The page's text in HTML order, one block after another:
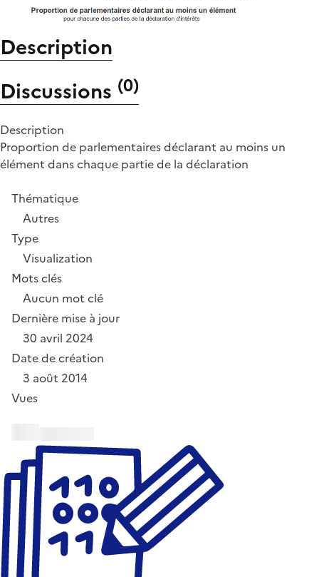
Description
Discussions (0)
Description
Proportion de parlementaires déclarant au moins un
élément dans chaque partie de la déclaration
Thématique
Autres
Type
Visualization
Mots clés
Aucun mot clé
Dernière mise à jour
30 avril 2024
Date de création
3 août 2014
Vues